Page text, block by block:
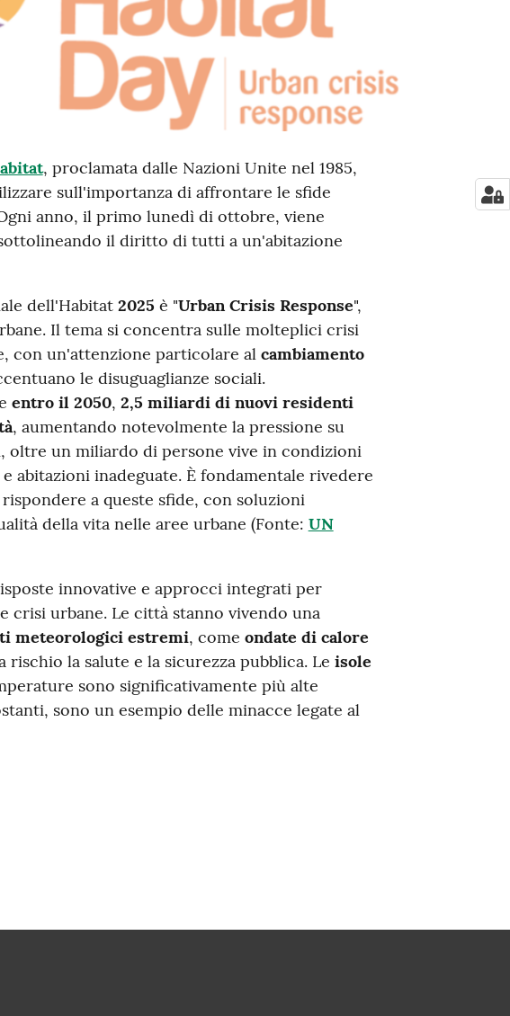
, proclamata dalle Nazioni Unite nel 1985,
sull'importanza di affrontare le sfide
anno, il primo lunedì di ottobre, viene
il diritto di tutti a un'abitazione
dell'Habitat 2025 è "Urban Crisis Response",
Il tema si concentra sulle molteplici crisi
con un'attenzione particolare al cambiamento
le disuguaglianze sociali.
entro il 2050, 2,5 miliardi di nuovi residenti
, aumentando notevolmente la pressione su
oltre un miliardo di persone vive in condizioni
abitazioni inadeguate. È fondamentale rivedere
a queste sfide, con soluzioni
della vita nelle aree urbane (Fonte: UN
innovative e approcci integrati per
crisi urbane. Le città stanno vivendo una
meteorologici estremi, come ondate di calore
rischio la salute e la sicurezza pubblica. Le isole
sono significativamente più alte
sono un esempio delle minacce legate al